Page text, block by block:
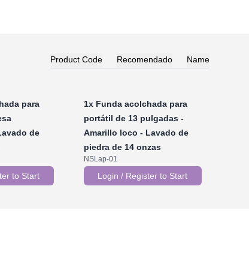
Product Code Recomendado Name
para
de
to Start
1xFunda acolchada para
portátil de 13 pulgadas -
Amarillo loco - Lavado de
piedra de 14 onzas
NSLap-01
Login / Register to Start